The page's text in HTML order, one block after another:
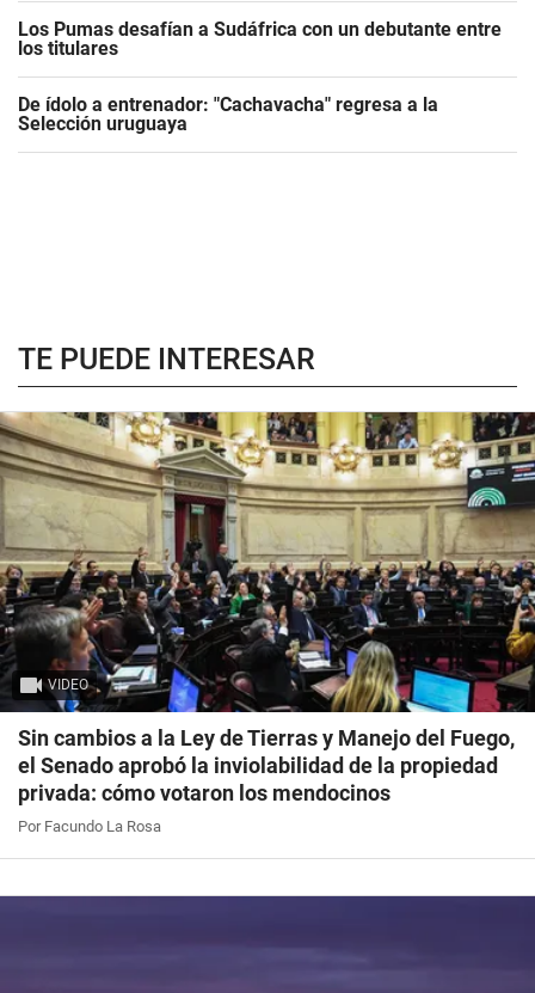
Los Pumas desafían a Sudáfrica con un debutante entre
los titulares
De ídolo a entrenador: "Cachavacha" regresa a la
Selección uruguaya
TE PUEDE INTERESAR
VIDEO
Sin cambios a la Ley de Tierras y Manejo del Fuego,
el Senado aprobó la inviolabilidad de la propiedad
privada: cómo votaron los mendocinos
Por Facundo La Rosa